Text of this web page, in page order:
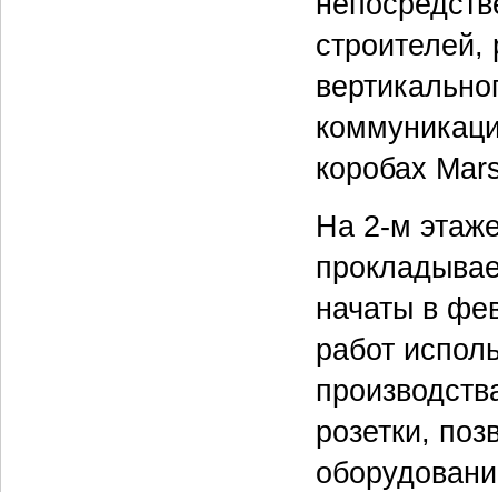
коробах
На 2-м
начаты в
работ
розетки,